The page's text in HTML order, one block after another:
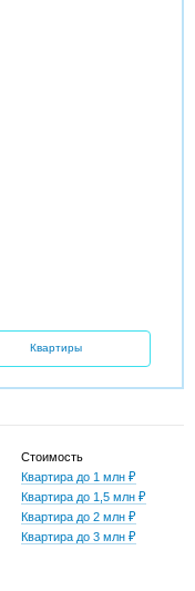
Квартиры
Стоимость
Квартира до 1 млн ₽
Квартира до 1,5 млн ₽
Квартира до 2 млн ₽
Квартира до 3 млн ₽